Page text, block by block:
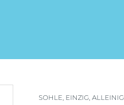
SOHLE, EINZIG, ALLEINIG